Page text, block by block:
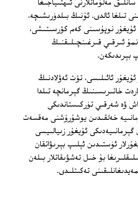
مەلۇماتلارنى ئىھتىياجىغا
تىلغا ئالدى. ئۇنىڭ بىلدۈرىشىچە،
ئارتۇق ئۇيغۇر نوپۇسىنى كەم كۆرسىتىشى،
ئىرقىي قىرغىنچىلىقنىڭ
بېرىدىكەن.
ئائىلىسى، تۆت ئەۋلادنىڭ
خاتىرىسىنىڭ گېرمانچە تىلدا
ۋە شەرقىي تۈركىستاندىكى
خەلقىدىن يوشۇرۇشنى مەقسەت
ئۇيغۇر زىيالىيسى
ئۈستىدىن ئېلىپ بېرىۋاتقان
بۇ خىل تەشۋىقاتلار بىلەن
تەكىتلىدى.